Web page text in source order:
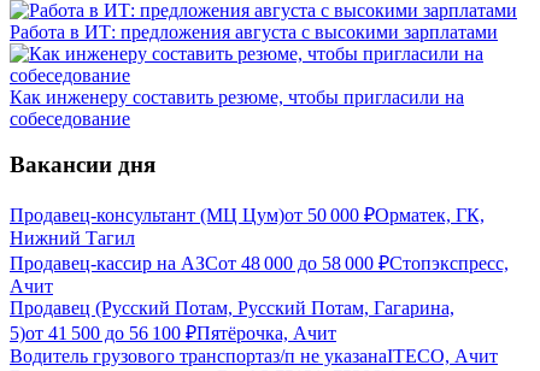
Работа в ИТ: предложения августа с высокими зарплатами
Как инженеру составить резюме, чтобы пригласили на
собеседование
Вакансии дня
Продавец-консультант (МЦ Цум)от 50 000 ₽Орматек, ГК,
Нижний Тагил
Продавец-кассир на АЗСот 48 000 до 58 000 ₽Стопэкспресс,
Ачит
Продавец (Русский Потам, Русский Потам, Гагарина,
5)от 41 500 до 56 100 ₽Пятёрочка, Ачит
Водитель грузового транспортаз/п не указанаITECO, Ачит